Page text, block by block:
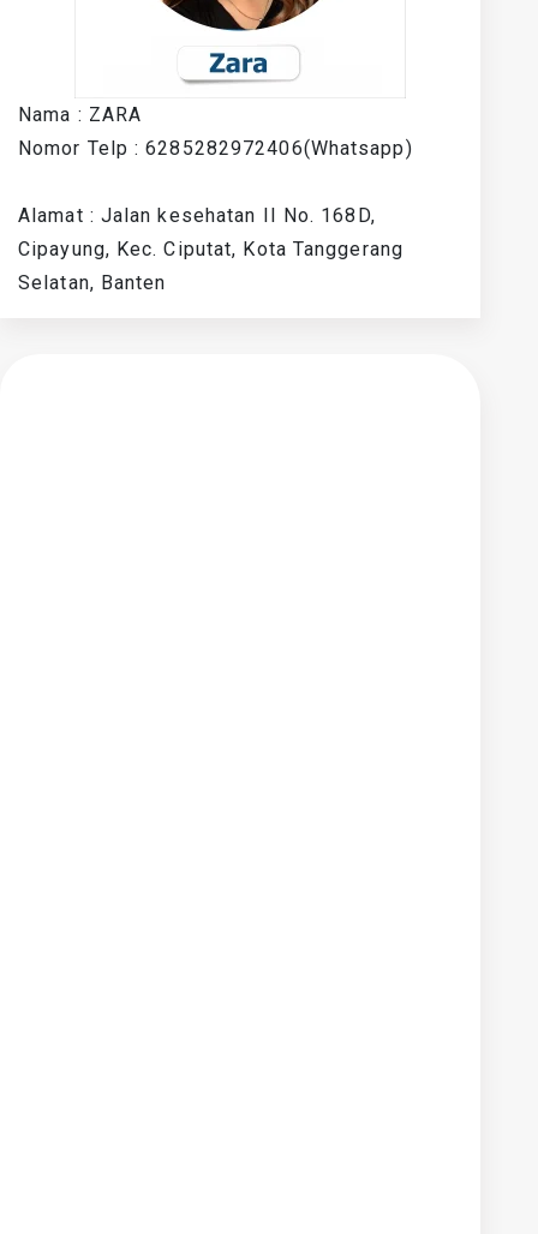
Nama : ZARA
Nomor Telp : 6285282972406(Whatsapp)
Alamat : Jalan kesehatan II No. 168D,
Cipayung, Kec. Ciputat, Kota Tanggerang
Selatan, Banten